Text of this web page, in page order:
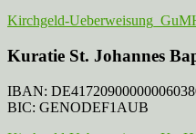
Kirchgeld-Ueberweisung_GuM
Kuratie St. Johannes
IBAN:
BIC: GENODEF1AUB